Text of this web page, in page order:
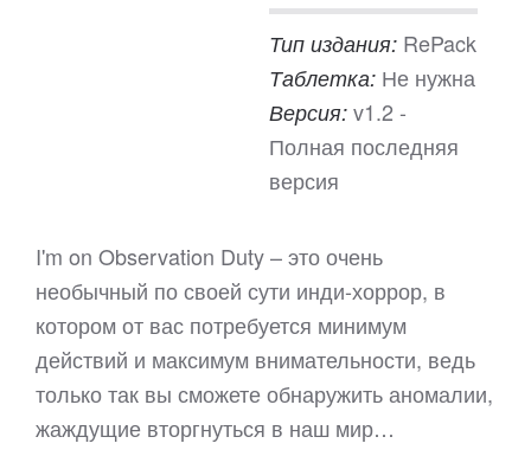
Тип издания: RePack
Таблетка: Не нужна
Версия: v1.2 -
Полная последняя
версия
I'm on Observation Duty – это очень
необычный по своей сути инди-хоррор, в
котором от вас потребуется минимум
действий и максимум внимательности, ведь
только так вы сможете обнаружить аномалии,
жаждущие вторгнуться в наш мир…